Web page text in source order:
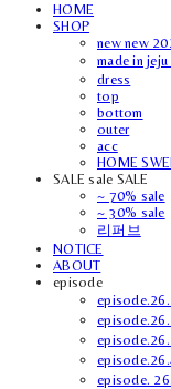
HOME
SHOP
new new
made in
dress
top
bottom
outer
acc
HOME
SALE sale SALE
~ 70% sale
~ 30% sale
리퍼브
NOTICE
ABOUT
episode
episode.